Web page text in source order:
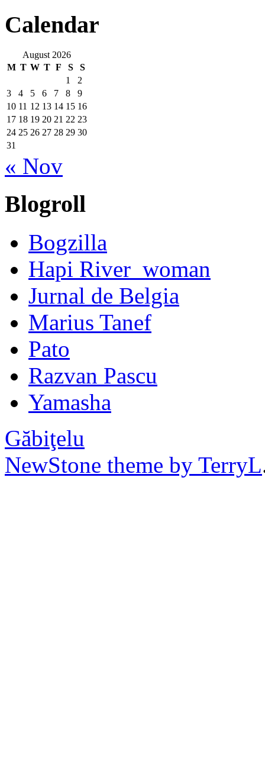
Calendar
August 2026
M T W T F S
S
1
2
3
4 5 6 7 8
9
10 11 12 13 14 15 16
17 18 19 20 21 22 23
24 25 26 27 28 29 30
31
« Nov
Blogroll
Bogzilla
Hapi River_woman
Jurnal de Belgia
Marius Tanef
Pato
Razvan Pascu
Yamasha
Găbiţelu
NewStone theme by TerryL